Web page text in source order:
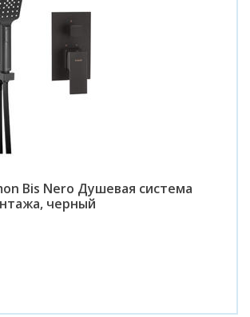
Bis Nero Душевая система
черный